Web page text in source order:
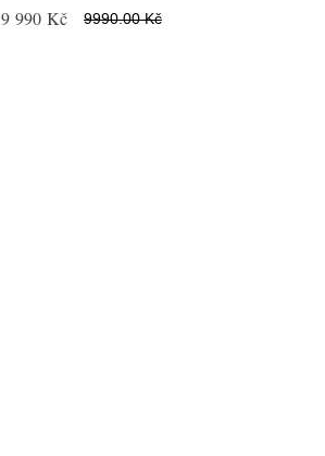
9 990 Kč 9990.00 Kč